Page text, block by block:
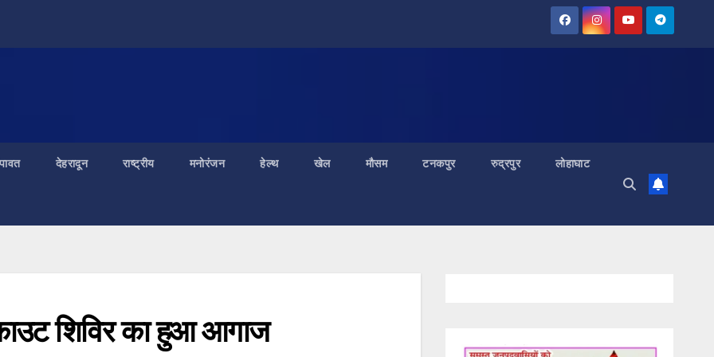
देहरादून राष्ट्रीय मनोरंजन हेल्थ खेल मौसम टनकपुर रुद्रपुर लोहाघाट
शिविर का हुआ आगाज